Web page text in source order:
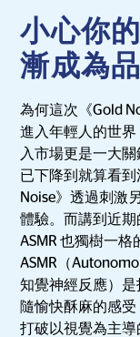
小心你
漸成為
為何這次《Gold
進入年輕人的世
入市場更是一大
已下降到就算看
Noise》透過刺激
體驗。而講到近
ASMR 也獨樹一
ASMR（
知覺神經反應）
隨愉快酥麻的感
打破以視覺為主導